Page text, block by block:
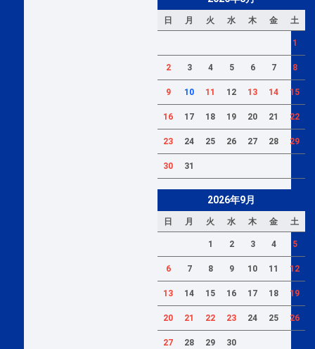
日 月 火 水 木 金 土
1
2 3 4 5 6 7 8
9 10 11 12 13 14 15
16 17 18 19 20 21 22
23 24 25 26 27 28 29
30 31
2026年9月
日 月 火 水 木 金 土
1 2 3 4 5
6 7 8 9 10 11 12
13 14 15 16 17 18 19
20 21 22 23 24 25 26
27 28 29 30